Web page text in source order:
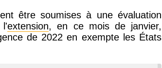
être soumises à une évaluation
l'extension, en ce mois de janvier,
de 2022 en exempte les États